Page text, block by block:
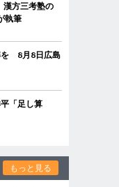
方三考塾の
執筆
を 8月8日広島
「足し算
もっと見る